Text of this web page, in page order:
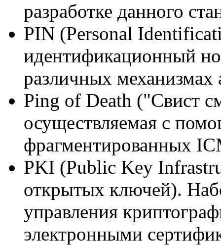
разработке данного
PIN (Personal
идентификационный
различных механизмах
Ping of Death ("Свист
осуществляемая с
фрагментированных
PKI (Public Key
открытых ключей).
управления
электронными